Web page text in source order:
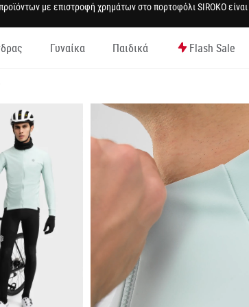
με επιστροφή χρημάτων στο πορτοφόλι SIROKO είναι
Γυναίκα Παιδικά Flash Sale